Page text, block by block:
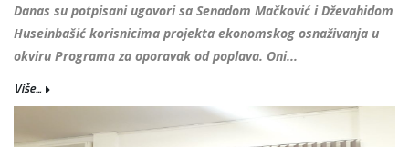
Danas su potpisani ugovori sa Senadom Mačković i Dževahidom
Huseinbašić korisnicima projekta ekonomskog osnaživanja u
okviru Programa za oporavak od poplava. Oni...
Više...